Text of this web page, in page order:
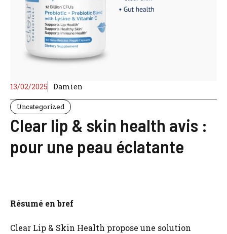
13/02/2025 Damien
Uncategorized
Clear lip & skin health avis :
pour une peau éclatante
Résumé en bref
Clear Lip & Skin Health propose une solution